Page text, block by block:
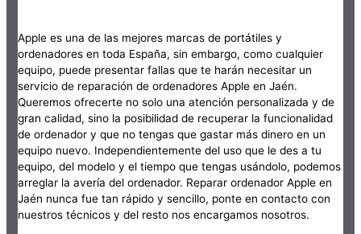
Apple es una de las mejores marcas de portátiles y
ordenadores en toda España, sin embargo, como cualquier
equipo, puede presentar fallas que te harán necesitar un
servicio de reparación de ordenadores Apple en Jaén.
Queremos ofrecerte no solo una atención personalizada y de
gran calidad, sino la posibilidad de recuperar la funcionalidad
de ordenador y que no tengas que gastar más dinero en un
equipo nuevo. Independientemente del uso que le des a tu
equipo, del modelo y el tiempo que tengas usándolo, podemos
arreglar la avería del ordenador. Reparar ordenador Apple en
Jaén nunca fue tan rápido y sencillo, ponte en contacto con
nuestros técnicos y del resto nos encargamos nosotros.